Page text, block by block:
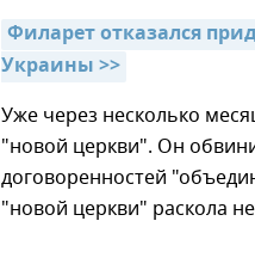
Филарет отказался
Украины >>
Уже через несколько
"новой церкви". Он
договоренностей
"новой церкви" раскола